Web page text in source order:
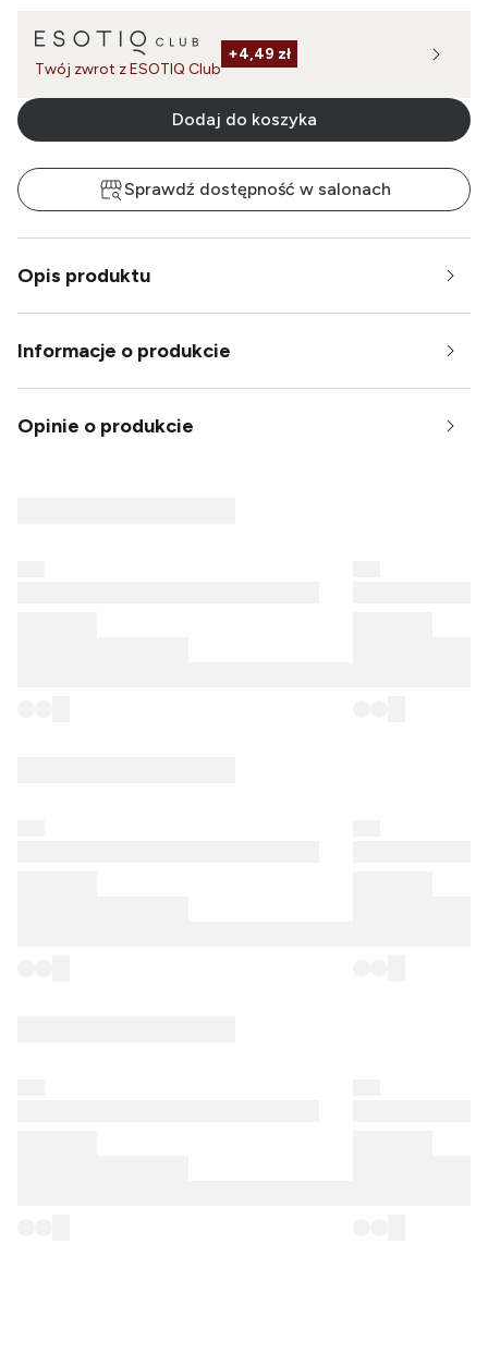
Twój zwrot z ESOTIQ Club
+4,49 zł
Dodaj do koszyka
Sprawdź dostępność w salonach
Opis produktu
Informacje o produkcie
Opinie o produkcie